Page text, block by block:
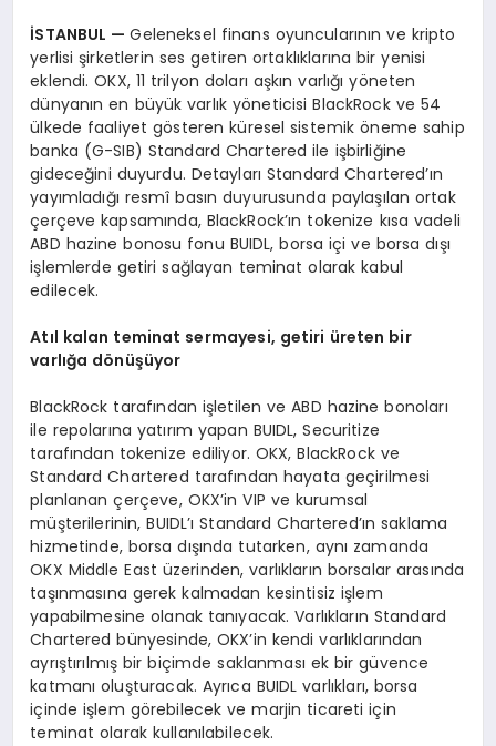
İSTANBUL —Geleneksel finans oyuncularının ve kripto
yerlisi şirketlerin ses getiren ortaklıklarına bir yenisi
eklendi. OKX, 11 trilyon doları aşkın varlığı yöneten
dünyanın en büyük varlık yöneticisi BlackRock ve 54
ülkede faaliyet gösteren küresel sistemik öneme sahip
banka (G-SIB) Standard Chartered ile işbirliğine
gideceğini duyurdu. Detayları Standard Chartered’ın
yayımladığı resmî basın duyurusunda paylaşılan ortak
çerçeve kapsamında, BlackRock’ın tokenize kısa vadeli
ABD hazine bonosu fonu BUIDL, borsa içi ve borsa dışı
işlemlerde getiri sağlayan teminat olarak kabul
edilecek.
Atıl kalan teminat sermayesi, getiri üreten bir
varlığa dönüşüyor
BlackRock tarafından işletilen ve ABD hazine bonoları
ile repolarına yatırım yapan BUIDL, Securitize
tarafından tokenize ediliyor. OKX, BlackRock ve
Standard Chartered tarafından hayata geçirilmesi
planlanan çerçeve, OKX’in VIP ve kurumsal
müşterilerinin, BUIDL’ı Standard Chartered’ın saklama
hizmetinde, borsa dışında tutarken, aynı zamanda
OKX Middle East üzerinden, varlıkların borsalar arasında
taşınmasına gerek kalmadan kesintisiz işlem
yapabilmesine olanak tanıyacak. Varlıkların Standard
Chartered bünyesinde, OKX’in kendi varlıklarından
ayrıştırılmış bir biçimde saklanması ek bir güvence
katmanı oluşturacak. Ayrıca BUIDL varlıkları, borsa
içinde işlem görebilecek ve marjin ticareti için
teminat olarak kullanılabilecek.